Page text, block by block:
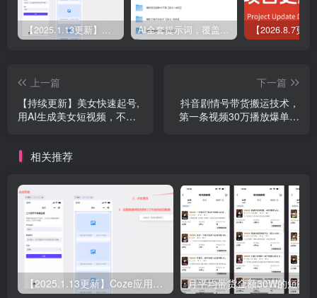
【2025.1.13更新】Coze应用实战 如何利用coze应用功能，开发一个小程序，并发布到微信 AI全套提示词，覆盖微头条、小说、短视频脚本等32+创作场景
上一篇
【持续更新】美女快速起号,
用AI生成美女短视频，不判
下一篇
抖音剧情号带货搬运技术，
第一条视频30万播放爆单佣
相关推荐
【2025.1.13更新】Coze应用实战 如何利用coze应用功能，开发一个小程序，并发布到微信